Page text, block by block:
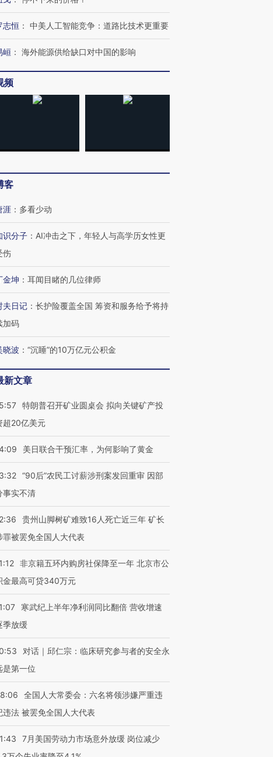
跨国走私7万
尿检体内含3种
度Z世代 用街头抗争将教
进第四届链博
科技“链”接产
志恒 ： 中美人工智能竞争：道路比技术更重要
峘 ： 海外能源供给缺口对中国的影响
频
客
涯 ： 多看少动
识分子 ： AI冲击之下，年轻人与高学历女性更
伤
金坤 ： 耳闻目睹的几位律师
夫日记 ： 长护险覆盖全国 筹资和服务给予将持
加码
晓波 ： “沉睡”的10万亿元公积金
新文章
特朗普召开矿业圆桌会 拟向关键矿产投
超20亿美元
美日联合干预汇率，为何影响了黄金
“90后”农民工讨薪涉刑案发回重审 因部
事实不清
贵州山脚树矿难致16人死亡近三年 矿长
罪被罢免全国人大代表
非京籍五环内购房社保降至一年 北京市公
金最高可贷340万元
寒武纪上半年净利润同比翻倍 营收增速
季放缓
对话｜邱仁宗：临床研究参与者的安全永
是第一位
全国人大常委会：六名将领涉嫌严重违
违法 被罢免全国人大代表
7月美国劳动力市场意外放缓 岗位减少